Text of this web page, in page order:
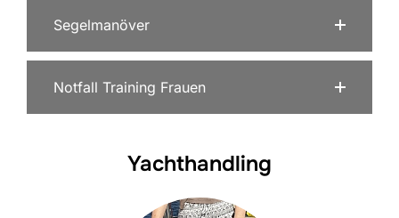
Segelmanöver
Notfall Training Frauen
Yachthandling